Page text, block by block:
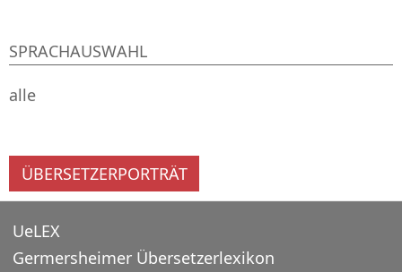
SPRACHAUSWAHL
alle
ÜBERSETZERPORTRÄT
UeLEX
Germersheimer Übersetzerlexikon